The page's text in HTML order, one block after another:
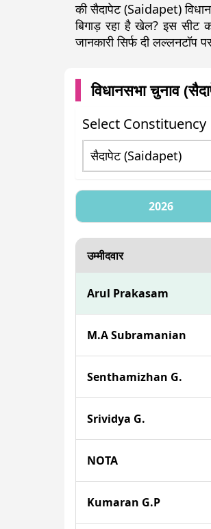
की सैदापेट (Saidapet)
बिगाड़ रहा है खेल? इस
जानकारी सिर्फ दी लल्लनटॉप
विधानसभा चुनाव (
Select Constituency
2026
उम्मीदवार
Arul Prakasam
M.A Subramanian
Senthamizhan G.
Srividya G.
NOTA
Kumaran G.P